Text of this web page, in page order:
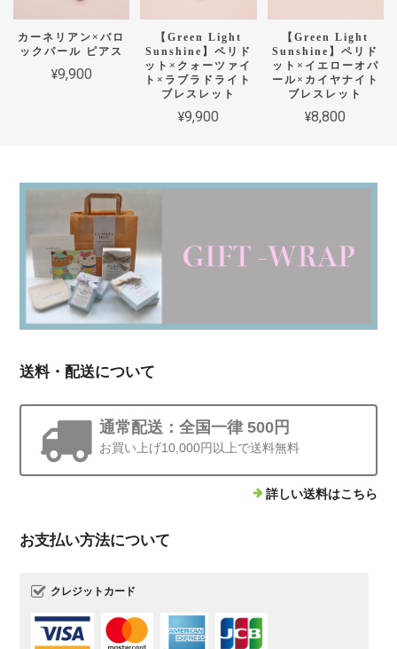
カーネリアン×バロ
ックパール ピアス
¥9,900
【Green Light
Sunshine】ペリド
ット×クォーツァイ
ト×ラブラドライト
ブレスレット
¥9,900
【Green Light
Sunshine】ペリド
ット×イエローオパ
ール×カイヤナイト
ブレスレット
¥8,800
送料・配送について
通常配送：全国一律 500円
お買い上げ10,000円以上で送料無料
詳しい送料はこちら
お支払い方法について
クレジットカード